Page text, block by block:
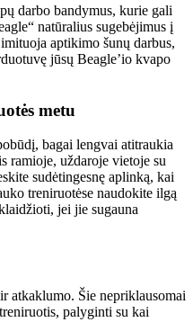
darbo bandymus, kurie gali
natūralius sugebėjimus į
aptikimo šunų darbus,
jūsų Beagle’io kvapo
metu
bagai lengvai atitraukia
ramioje, uždaroje vietoje su
sudėtingesnę aplinką, kai
treniruotėse naudokite ilgą
jei jie sugauna
atkaklumo. Šie nepriklausomai
palyginti su kai